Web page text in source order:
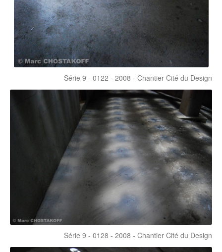
Série 9 - 0122 - 2008 - Chantier Cité du Design
Série 9 - 0128 - 2008 - Chantier Cité du Design